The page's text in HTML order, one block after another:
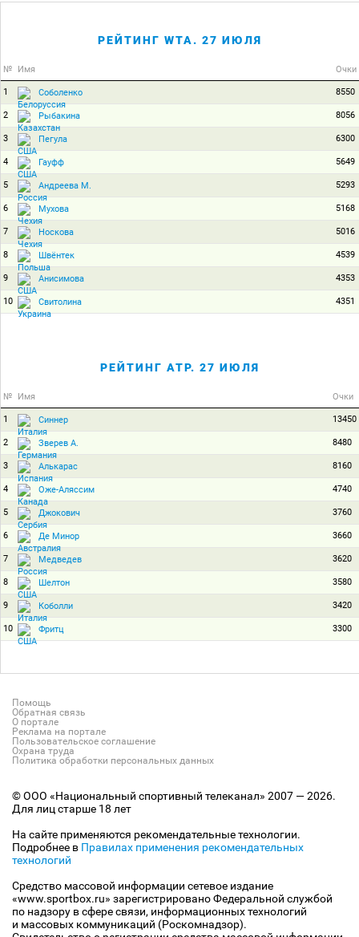
РЕЙТИНГ WTA. 27 ИЮЛЯ
№ Имя Очки
1 Соболенко 8550
2 Рыбакина 8056
3 Пегула 6300
4 Гауфф 5649
5 Андреева М. 5293
6 Мухова 5168
7 Носкова 5016
8 Швёнтек 4539
9 Анисимова 4353
10 Свитолина 4351
РЕЙТИНГ ATP. 27 ИЮЛЯ
№ Имя Очки
1 Синнер 13450
2 Зверев А. 8480
3 Алькарас 8160
4 Оже-Аляссим 4740
5 Джокович 3760
6 Де Минор 3660
7 Медведев 3620
8 Шелтон 3580
9 Коболли 3420
10 Фритц 3300
Помощь
Обратная связь
О портале
Реклама на портале
Пользовательское соглашение
Охрана труда
Политика обработки персональных данных
© ООО «Национальный спортивный телеканал» 2007 — 2026.
Для лиц старше 18 лет
На сайте применяются рекомендательные технологии.
Подробнее в Правилах применения рекомендательных
технологий
Средство массовой информации сетевое издание
«www.sportbox.ru» зарегистрировано Федеральной службой
по надзору в сфере связи, информационных технологий
и массовых коммуникаций (Роскомнадзор).